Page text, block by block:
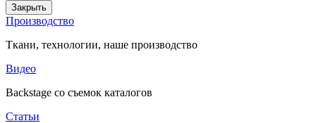
Закрыть
Производство
Ткани, технологии, наше производство
Видео
Backstage со съемок каталогов
Статьи